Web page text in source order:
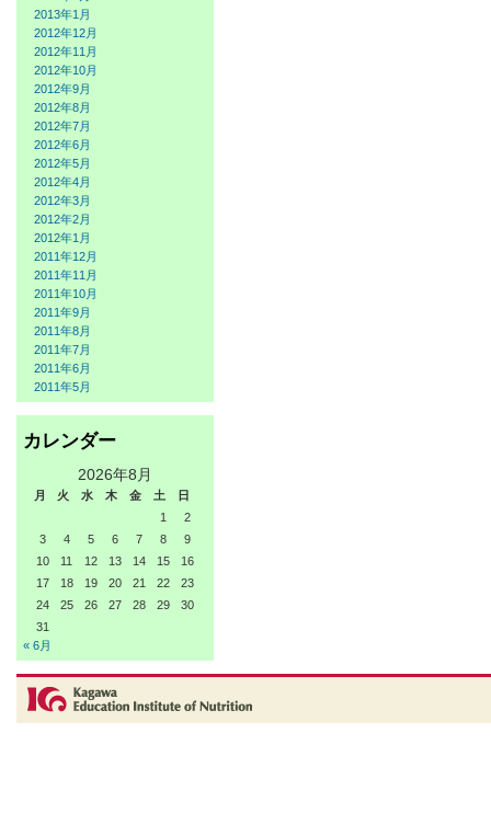
2013年1月
2012年12月
2012年11月
2012年10月
2012年9月
2012年8月
2012年7月
2012年6月
2012年5月
2012年4月
2012年3月
2012年2月
2012年1月
2011年12月
2011年11月
2011年10月
2011年9月
2011年8月
2011年7月
2011年6月
2011年5月
カレンダー
2026年8月
月 火 水 木 金 土
日
1
2
3
4 5 6 7 8
9
10
11 12 13 14 15
16
17
18 19 20 21 22
23
24
25 26 27 28 29
30
31
« 6月